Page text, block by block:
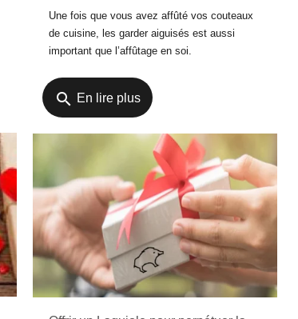
Une fois que vous avez affûté vos couteaux
de cuisine, les garder aiguisés est aussi
important que l’affûtage en soi.
search En lire plus